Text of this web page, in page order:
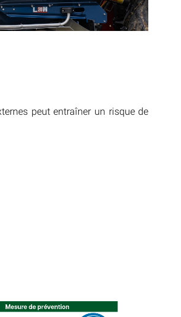
peut entraîner un risque de